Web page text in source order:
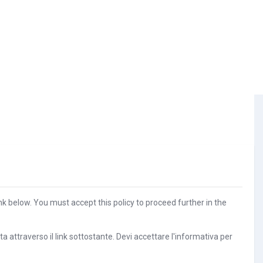
below. You must accept this policy to proceed further in the
attraverso il link sottostante. Devi accettare l'informativa per